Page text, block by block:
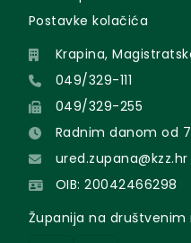
Postavke kolačića
Krapina,
049/329-111
049/329-255
Radnim danom od 7
ured.zupana@kzz.hr
OIB: 20042466298
Županija na društvenim